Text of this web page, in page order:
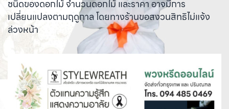
ชนิดของดอกไม้ จำนวนดอกไม้ และราคา อาจมีการ
เปลี่ยนแปลงตามฤดูกาล โดยทางร้านขอสงวนสิทธิไม่แจ้ง
ล่วงหน้า